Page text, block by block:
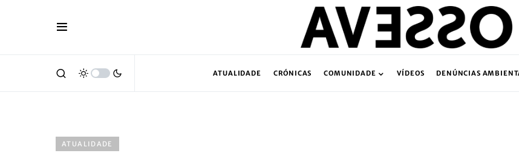
ATUALIDADE CRÓNICAS COMUNIDADE VÍDEOS DENÚNCIAS
ATUALIDADE